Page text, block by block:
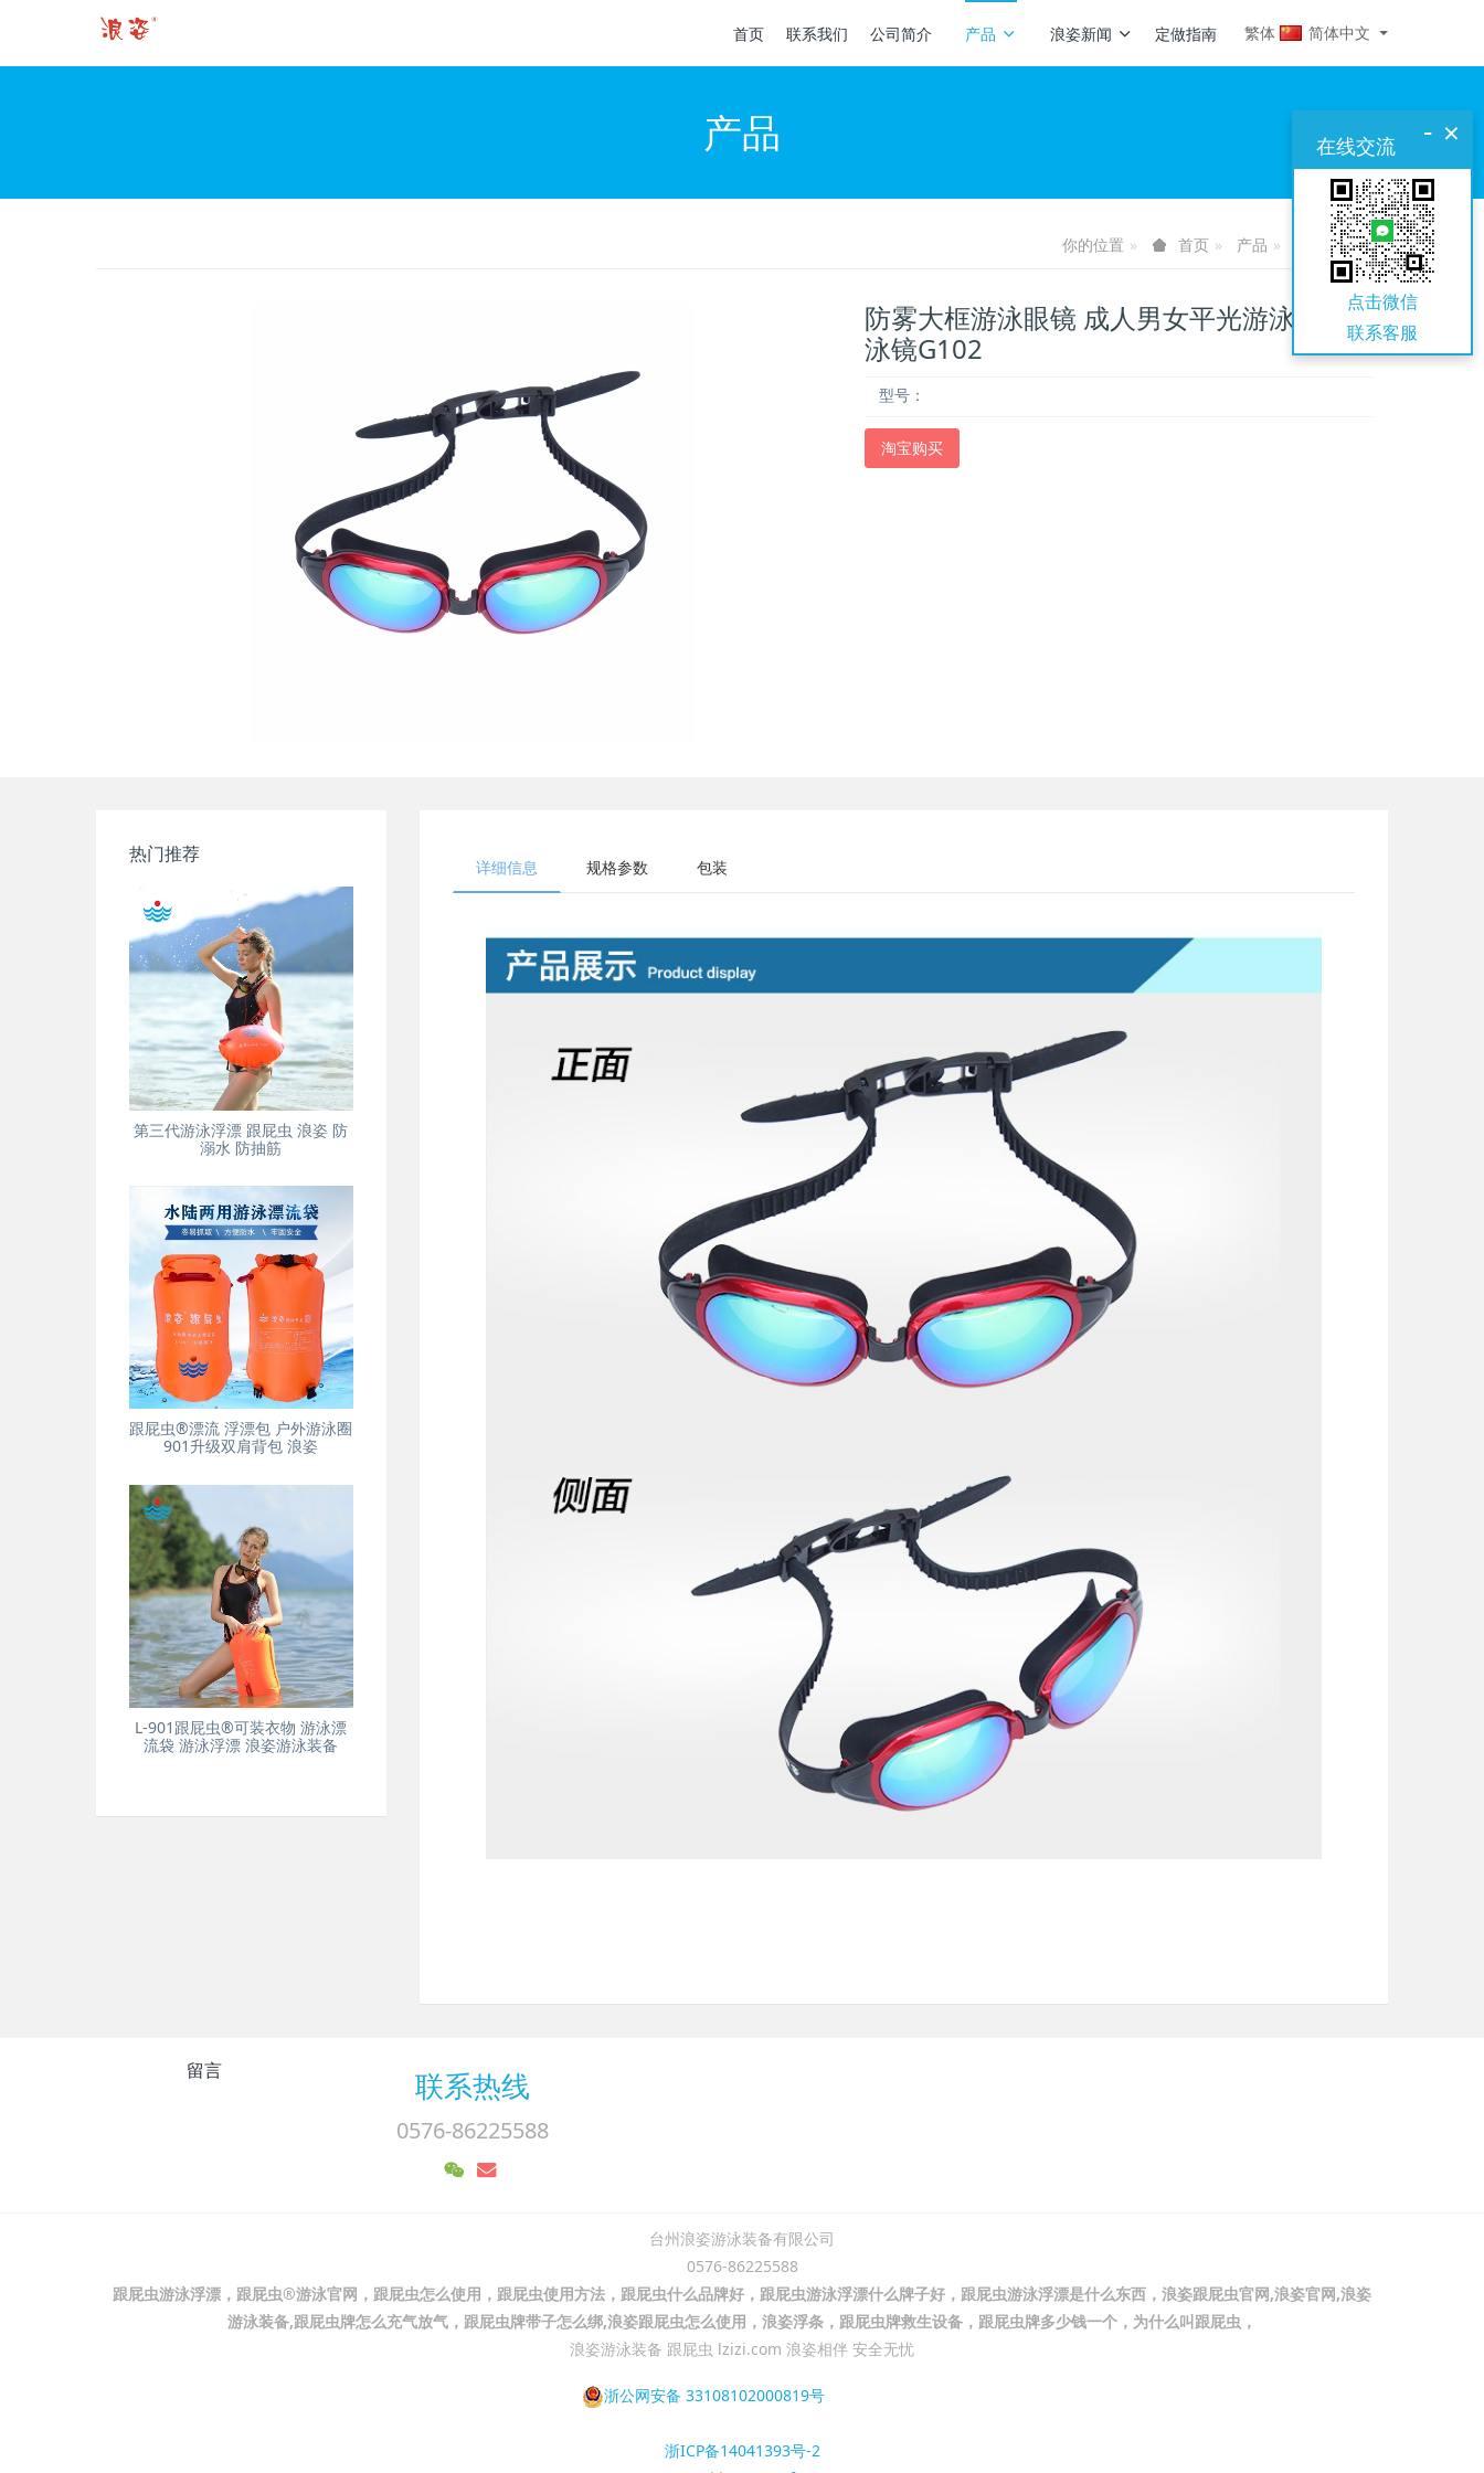
繁体 简体中文
首页 联系我们 公司简介 产品 浪姿新闻 定做指南
产品
你的位置 首页 产品 泳帽泳衣泳裤
防雾大框游泳眼镜 成人男女平光游泳装备
泳镜G102
型号：
淘宝购买
详细信息 规格参数 包装
热门推荐
第三代游泳浮漂 跟屁虫 浪姿 防
溺水 防抽筋
跟屁虫®漂流 浮漂包 户外游泳圈
901升级双肩背包 浪姿
L-901跟屁虫®可装衣物 游泳漂
流袋 游泳浮漂 浪姿游泳装备
留言 联系热线
0576-86225588
台州浪姿游泳装备有限公司
0576-86225588
跟屁虫游泳浮漂，跟屁虫®游泳官网，跟屁虫怎么使用，跟屁虫使用方法，跟屁虫什么品牌好，跟屁虫游泳浮漂什么牌子好，跟屁虫游泳浮漂是什么东西，浪姿跟屁虫官网,浪姿官网,浪姿
游泳装备,跟屁虫牌怎么充气放气，跟屁虫牌带子怎么绑,浪姿跟屁虫怎么使用，浪姿浮条，跟屁虫牌救生设备，跟屁虫牌多少钱一个，为什么叫跟屁虫，
浪姿游泳装备 跟屁虫 lzizi.com 浪姿相伴 安全无忧
浙公网安备 33108102000819号
浙ICP备14041393号-2
×
-
在线交流
点击微信
联系客服